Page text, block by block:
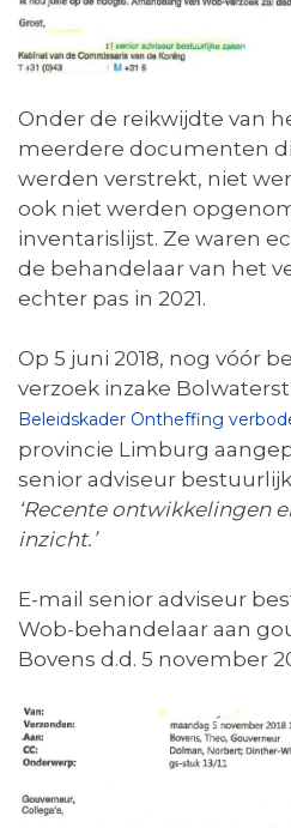
Onder de reikwijdte van
meerdere documenten
werden verstrekt, niet
ook niet werden
inventarislijst. Ze waren
de behandelaar van het
echter pas in 2021.
Op 5 juni 2018, nog vóór
verzoek inzake
Beleidskader Ontheffing
provincie Limburg
senior adviseur
‘Recente ontwikkelingen
inzicht.’
E-mail senior adviseur
Wob-behandelaar aan
Bovens d.d. 5 november